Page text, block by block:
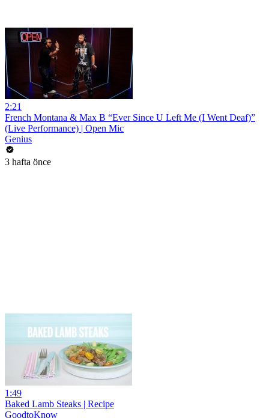
2:21
French Montana & Max B “Ever Since U Left Me (I Went Deaf)”
(Live Performance) | Open Mic
Genius
3 hafta önce
1:49
Baked Lamb Steaks | Recipe
GoodtoKnow